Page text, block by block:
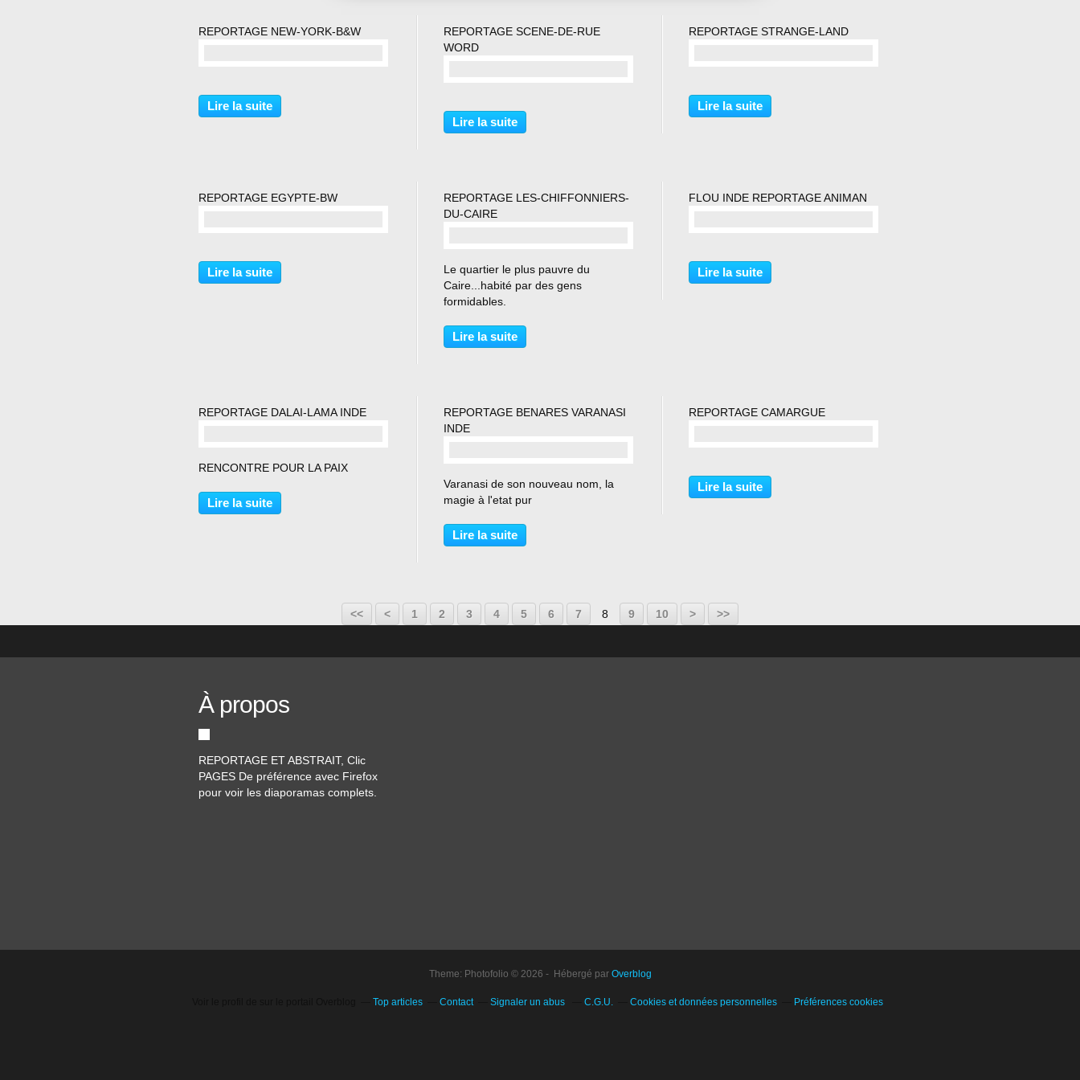
REPORTAGE NEW-YORK-B&W
Lire la suite
REPORTAGE SCENE-DE-RUE
WORD
Lire la suite
REPORTAGE STRANGE-LAND
Lire la suite
REPORTAGE EGYPTE-BW
Lire la suite
REPORTAGE LES-CHIFFONNIERS-
DU-CAIRE
Le quartier le plus pauvre du
Caire...habité par des gens
formidables.
Lire la suite
FLOU INDE REPORTAGE ANIMAN
Lire la suite
REPORTAGE DALAI-LAMA INDE
RENCONTRE POUR LA PAIX
Lire la suite
REPORTAGE BENARES VARANASI
INDE
Varanasi de son nouveau nom, la
magie à l'etat pur
Lire la suite
REPORTAGE CAMARGUE
Lire la suite
<< < 1 2 3 4 5 6 7 8 9 10 > >>
À propos
REPORTAGE ET ABSTRAIT, Clic
PAGES De préférence avec Firefox
pour voir les diaporamas complets.
Theme: Photofolio © 2026 - Hébergé par Overblog
Top articles Contact Signaler un abus C.G.U. Cookies et données personnelles Préférences cookies